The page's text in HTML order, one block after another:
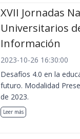
XVII Jornadas
Universitarios
Información
2023-10-26 16:30:00
Desafíos 4.0 en la
futuro. Modalidad
de 2023.
Leer más